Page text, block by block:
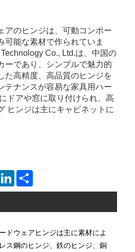
アのヒンジは、可動コンポー
可能な素材で作られていま
Co., Ltd.は、中国の
ーであり、シンプルで魅力的
た高精度、高品質のヒンジを
テナンスが容易な家具用ハー
ドアや窓に取り付けられ、高
ヒンジは主にキャビネットに
LinkedIn
ドウェアヒンジは主に素材によ
ス鋼のヒンジ、鉄のヒンジ、銅